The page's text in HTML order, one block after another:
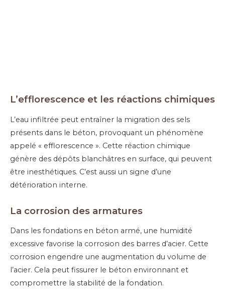
L’efflorescence et les réactions chimiques
L’eau infiltrée peut entraîner la migration des sels
présents dans le béton, provoquant un phénomène
appelé « efflorescence ». Cette réaction chimique
génère des dépôts blanchâtres en surface, qui peuvent
être inesthétiques. C’est aussi un signe d’une
détérioration interne.
La corrosion des armatures
Dans les fondations en béton armé, une humidité
excessive favorise la corrosion des barres d’acier. Cette
corrosion engendre une augmentation du volume de
l’acier. Cela peut fissurer le béton environnant et
compromettre la stabilité de la fondation.